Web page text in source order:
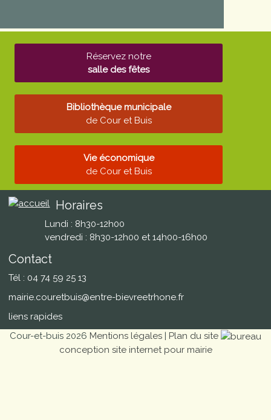
Réservez notre
salle des fêtes
Bibliothèque municipale
de Cour et Buis
Vie économique
de Cour et Buis
Horaires
Lundi : 8h30-12h00
vendredi : 8h30-12h00 et 14h00-16h00
Contact
Tél : 04 74 59 25 13
mairie.couretbuis@entre-bievreetrhone.fr
liens rapides
Cour-et-buis 2026 Mentions légales | Plan du site
conception site internet pour mairie